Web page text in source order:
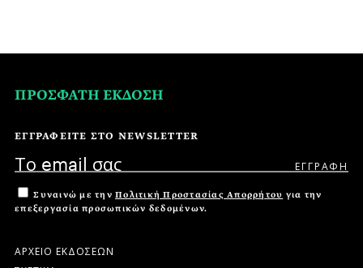
ΠΡΟΣΦΑΤΗ ΕΚΔΟΣΗ
ΕΓΓΡΑΦΕΙΤΕ ΣΤΟ NEWSLETTER
Συναινώ με την Πολιτική Προστασίας Απορρήτου για την
επεξεργασία προσωπικών δεδομένων.
ΑΡΧΕΙΟ ΕΚΔΟΣΕΩΝ